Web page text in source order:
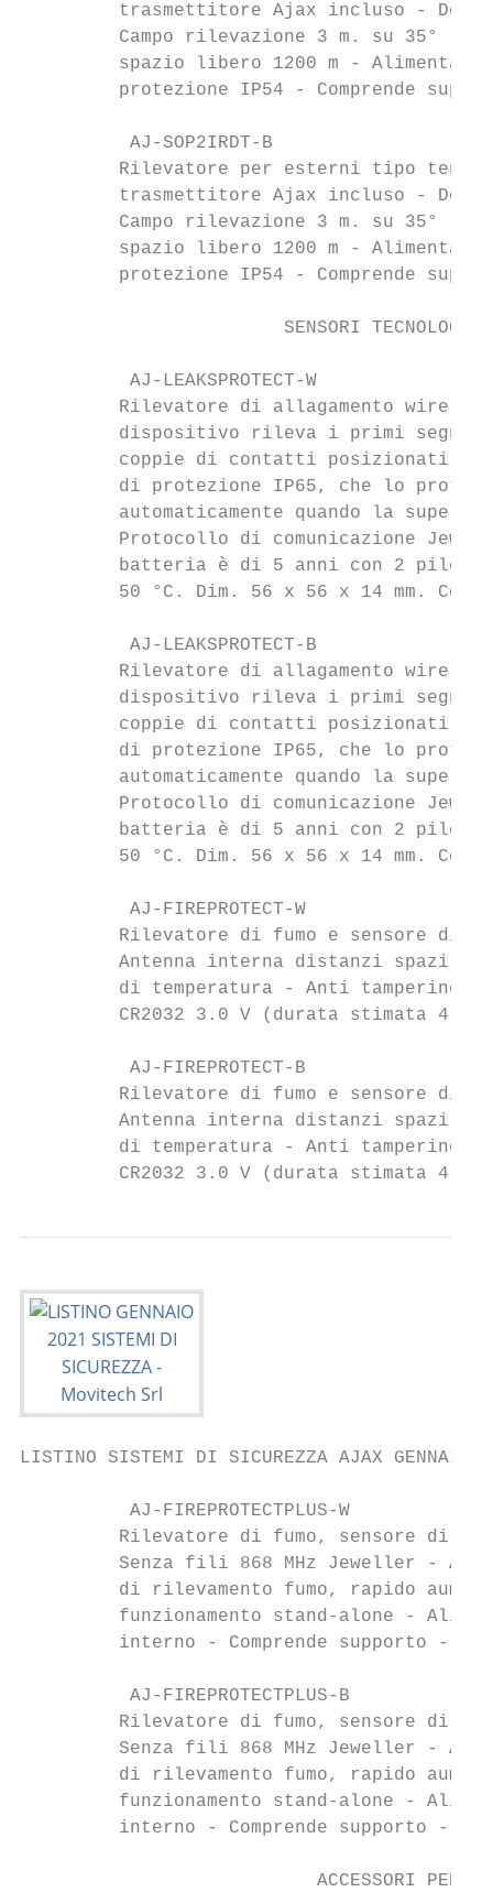
trasmettitore Ajax incluso -
Campo rilevazione 3 m. su 35° -
spazio libero 1200 m -
protezione IP54 - Comprende
AJ-SOP2IRDT-B
Rilevatore per esterni tipo
trasmettitore Ajax incluso -
Campo rilevazione 3 m. su 35° -
spazio libero 1200 m -
protezione IP54 - Comprende
SENSORI
AJ-LEAKSPROTECT-W
Rilevatore di allagamento
dispositivo rileva i primi
coppie di contatti posizionati
di protezione IP65, che lo
automaticamente quando la
Protocollo di comunicazione
batteria è di 5 anni con 2 pile
50 °C. Dim. 56 x 56 x 14 mm.
AJ-LEAKSPROTECT-B
Rilevatore di allagamento
dispositivo rileva i primi
coppie di contatti posizionati
di protezione IP65, che lo
automaticamente quando la
Protocollo di comunicazione
batteria è di 5 anni con 2 pile
50 °C. Dim. 56 x 56 x 14 mm.
AJ-FIREPROTECT-W
Rilevatore di fumo e sensore di
Antenna interna distanzi spazi
di temperatura - Anti tampering
CR2032 3.0 V (durata stimata 4
AJ-FIREPROTECT-B
Rilevatore di fumo e sensore di
Antenna interna distanzi spazi
di temperatura - Anti tampering
CR2032 3.0 V (durata stimata 4
LISTINO SISTEMI DI SICUREZZA AJAX
AJ-FIREPROTECTPLUS-W
Rilevatore di fumo, sensore di
Senza fili 868 MHz Jeweller -
di rilevamento fumo, rapido
funzionamento stand-alone -
interno - Comprende supporto -
AJ-FIREPROTECTPLUS-B
Rilevatore di fumo, sensore di
Senza fili 868 MHz Jeweller -
di rilevamento fumo, rapido
funzionamento stand-alone -
interno - Comprende supporto -
ACCESSORI PER